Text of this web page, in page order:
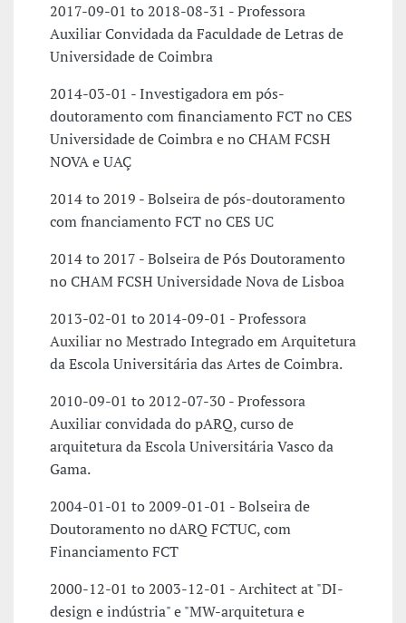
2017-09-01 to 2018-08-31 - Professora
Auxiliar Convidada da Faculdade de Letras de
Universidade de Coimbra
2014-03-01 - Investigadora em pós-
doutoramento com financiamento FCT no CES
Universidade de Coimbra e no CHAM FCSH
NOVA e UAÇ
2014 to 2019 - Bolseira de pós-doutoramento
com fnanciamento FCT no CES UC
2014 to 2017 - Bolseira de Pós Doutoramento
no CHAM FCSH Universidade Nova de Lisboa
2013-02-01 to 2014-09-01 - Professora
Auxiliar no Mestrado Integrado em Arquitetura
da Escola Universitária das Artes de Coimbra.
2010-09-01 to 2012-07-30 - Professora
Auxiliar convidada do pARQ, curso de
arquitetura da Escola Universitária Vasco da
Gama.
2004-01-01 to 2009-01-01 - Bolseira de
Doutoramento no dARQ FCTUC, com
Financiamento FCT
2000-12-01 to 2003-12-01 - Architect at "DI-
design e indústria" e "MW-arquitetura e